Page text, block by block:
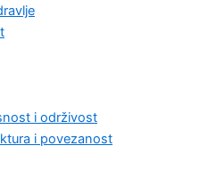
i održivost
i povezanost